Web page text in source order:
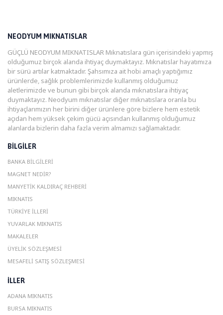
NEODYUM MIKNATISLAR
GÜÇLÜ NEODYUM MIKNATISLAR Mıknatıslara gün içerisindeki yapmış
olduğumuz birçok alanda ihtiyaç duymaktayız. Mıknatıslar hayatımıza
bir sürü artılar katmaktadır. Şahsımıza ait hobi amaçlı yaptığımız
ürünlerde, sağlık problemlerimizde kullanmış olduğumuz
aletlerimizde ve bunun gibi birçok alanda mıknatıslara ihtiyaç
duymaktayız. Neodyum mıknatıslar diğer mıknatıslara oranla bu
ihtiyaçlarımızın her birini diğer ürünlere göre bizlere hem estetik
açıdan hem yüksek çekim gücü açısından kullanmış olduğumuz
alanlarda bizlerin daha fazla verim almamızı sağlamaktadır.
BILGILER
BANKA BILGILERI
MAGNET NEDIR?
MANYETIK KALDIRAÇ REHBERI
MIKNATIS
TÜRKIYE İLLERI
YUVARLAK MIKNATIS
MAKALELER
ÜYELIK SÖZLEŞMESI
MESAFELI SATIŞ SÖZLEŞMESI
ILLER
ADANA MIKNATIS
BURSA MIKNATIS